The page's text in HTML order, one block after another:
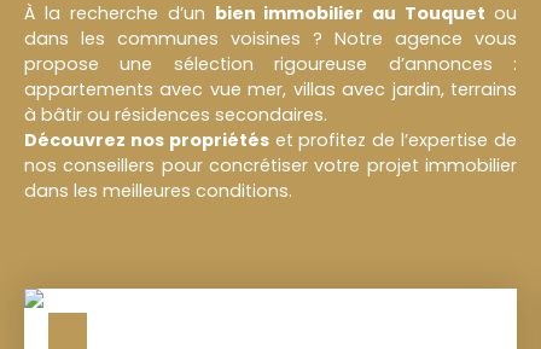
À la recherche d’un bien immobilier au Touquet ou
dans les communes voisines ? Notre agence vous
propose une sélection rigoureuse d’annonces :
appartements avec vue mer, villas avec jardin, terrains
à bâtir ou résidences secondaires.
Découvrez nos propriétéset profitez de l’expertise de
nos conseillers pour concrétiser votre projet immobilier
dans les meilleures conditions.